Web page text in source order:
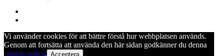
Vi använder cookies för att bättre förstå hur webbplatsen används.
Genom att fortsätta att använda den här sidan godkänner du denna
cookie policy. Acceptera